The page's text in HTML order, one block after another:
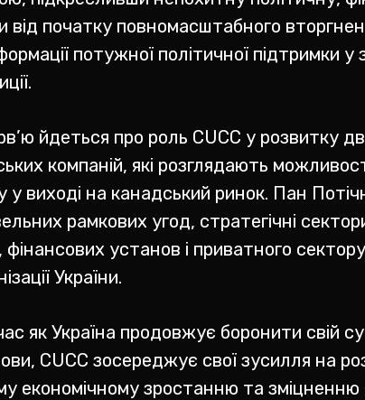
від початку повномасштабного
потужної політичної підтримки
йдеться про роль CUCC у розвитку
компаній, які розглядають
у виході на канадський ринок. Пан
рамкових угод, стратегічні
фінансових установ і приватного
України.
як Україна продовжує боронити свій
CUCC зосереджує свої зусилля на
економічному зростанню та зміцненню